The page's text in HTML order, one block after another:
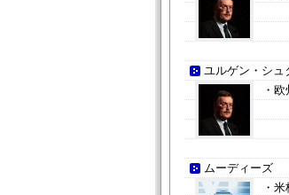
ユルゲン・シュ
・
ムーディーズ
・